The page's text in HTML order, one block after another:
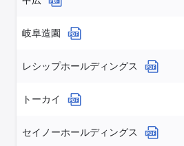
岐阜造園
レシップホールディングス
トーカイ
セイノーホールディングス